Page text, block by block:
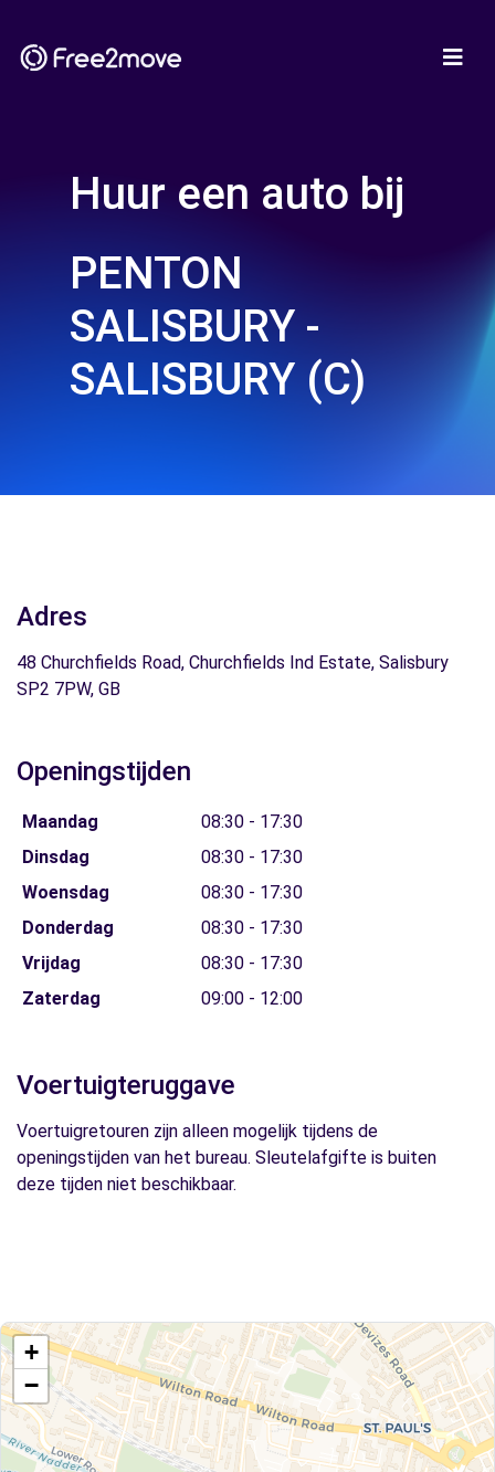
Huur een auto bij
PENTON
SALISBURY -
SALISBURY (C)
Adres
48 Churchfields Road, Churchfields Ind Estate, Salisbury
SP2 7PW, GB
Openingstijden
Maandag
08:30 - 17:30
Dinsdag
08:30 - 17:30
Woensdag
08:30 - 17:30
Donderdag
08:30 - 17:30
Vrijdag
08:30 - 17:30
Zaterdag
09:00 - 12:00
Voertuigteruggave
Voertuigretouren zijn alleen mogelijk tijdens de
openingstijden van het bureau. Sleutelafgifte is buiten
deze tijden niet beschikbaar.
+
−